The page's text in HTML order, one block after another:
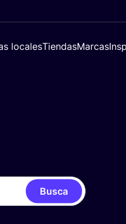
localesTiendasMarcas
Busca